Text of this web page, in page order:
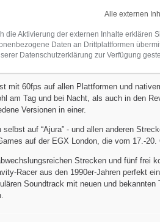
Alle externen
die Aktivierung der externen Inhalte erklären
Daten an Drittplattformen
Datenschutzerklärung zur Verfügung
mit 60fps auf allen Plattformen und
am Tag und bei Nacht, als auch in den
Versionen in einer.
selbst auf “Ajura” - und allen anderen
auf der EGX London, die vom 17.-
Strecken und fünf frei
Racer aus den 1990er-Jahren perfekt
Soundtrack mit neuen und